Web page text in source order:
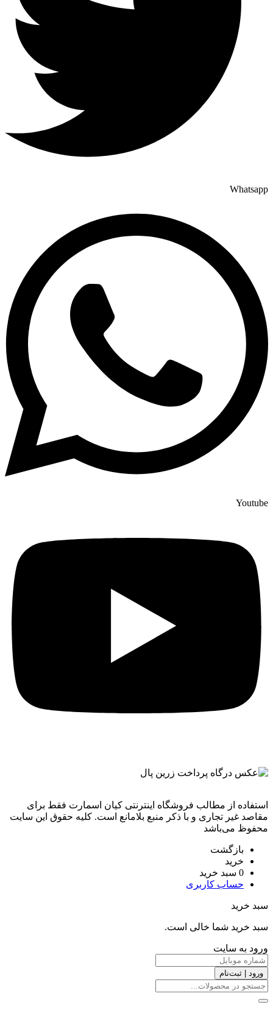
Whatsapp
Youtube
استفاده از مطالب فروشگاه اینترنتی کیان اسمارت فقط برای
مقاصد غیر تجاری و با ذکر منبع بلامانع است. کليه حقوق اين سايت
محفوظ می‌باشد
بازگشت
خرید
0 سبد خرید
حساب کاربری
سبد خرید
سبد خرید شما خالی است.
ورود به سایت
ورود | ثبت‌نام